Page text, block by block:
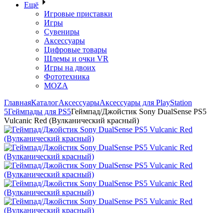
Ещё
Игровые приставки
Игры
Сувениры
Аксессуары
Цифровые товары
Шлемы и очки VR
Игры на двоих
Фототехника
MOZA
ГлавнаяКаталогАксессуарыАксессуары для PlayStation
5Геймпады для PS5Геймпад/Джойстик Sony DualSense PS5
Vulcanic Red (Вулканический красный)